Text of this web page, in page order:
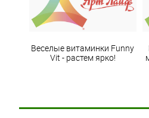
Веселые витаминки Funny
Vit - растем ярко!